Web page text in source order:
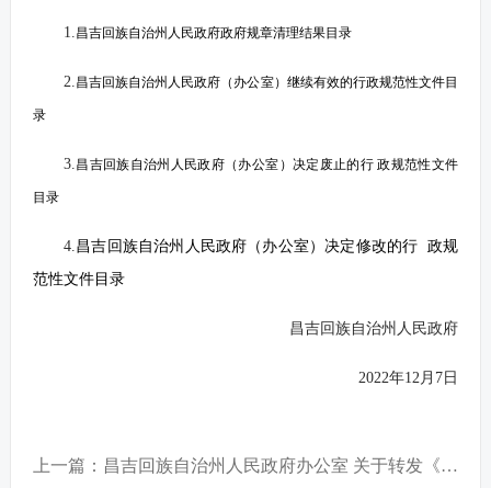
1.昌吉回族自治州人民政府政府规章清理结果目录
2.昌吉回族自治州人民政府（办公室）继续有效的行政规范性文件目
录
3.昌吉回族自治州人民政府（办公室）决定废止的行 政规范性文件
目录
4.昌吉回族自治州人民政府（办公室）决定修改的行 政规
范性文件目录
昌吉回族自治州人民政府
2022年12月7日
上一篇：昌吉回族自治州人民政府办公室 关于转发《自治区人民政府关于宣布失效一批涉及不符合“放管服”改革 生态文明建设的 规范性文件的决定》的通知